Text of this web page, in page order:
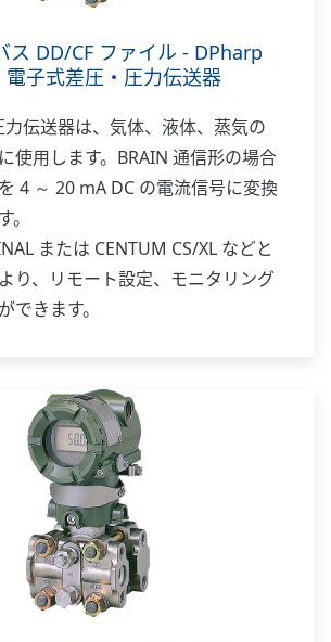
ス DD/CF ファイル - DPharp
電子式差圧・圧力伝送器
力伝送器は、気体、液体、蒸気の
使用します。BRAIN 通信形の場合
4 ～ 20 mA DC の電流信号に変換
。
または CENTUM CS/XL などと
り、リモート設定、モニタリング
できます。